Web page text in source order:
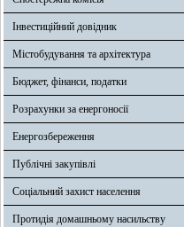
Інвестиційний довідник
Містобудування та архітектура
Бюджет, фінанси, податки
Розрахунки за енергоносії
Енергозбереження
Публічні закупівлі
Соціальний захист населення
Протидія домашньому насильству